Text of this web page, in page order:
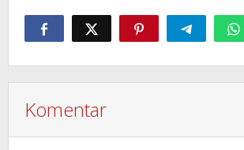
Komentar